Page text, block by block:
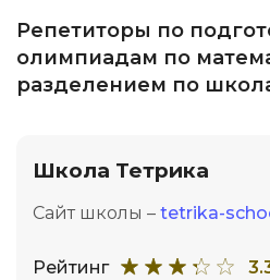
Репетиторы по
олимпиадам по
разделением по
Школа Тетрика
Сайт школы – tetrika-
Рейтинг